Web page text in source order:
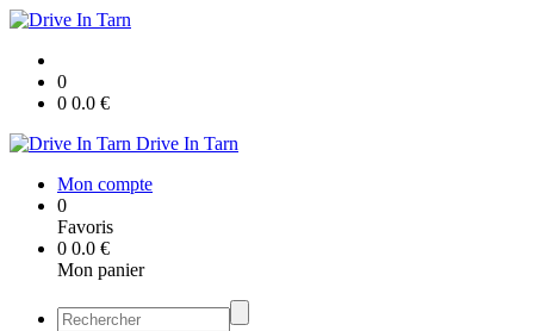
0
0 0.0 €
Drive In Tarn
Mon compte
0
Favoris
0 0.0 €
Mon panier